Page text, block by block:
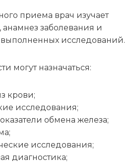
приема врач изучает
заболевания и
выполненных исследований.
могут назначаться:
крови;
исследования;
обмена железа;
исследования;
диагностика;